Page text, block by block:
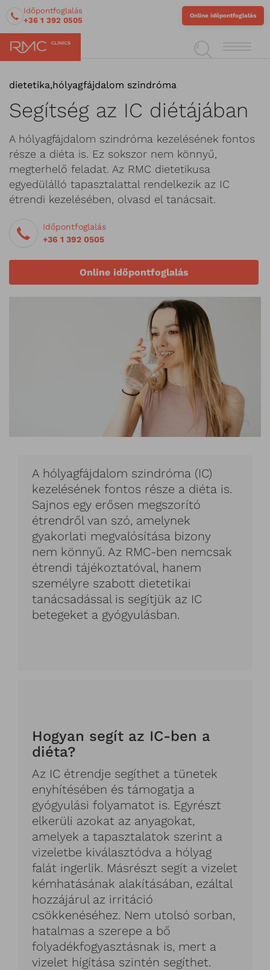
Időpontfoglalás
+36 1 392 0505
Online időpontfoglalás
dietetika,hólyagfájdalom szindróma
Segítség az IC diétájában
A hólyagfájdalom szindróma kezelésének fontos
része a diéta is. Ez sokszor nem könnyű,
megterhelő feladat. Az RMC dietetikusa
egyedülálló tapasztalattal rendelkezik az IC
étrendi kezelésében, olvasd el tanácsait.
Időpontfoglalás
+36 1 392 0505
Online időpontfoglalás
A hólyagfájdalom szindróma (IC)
kezelésének fontos része a diéta is.
Sajnos egy erősen megszorító
étrendről van szó, amelynek
gyakorlati megvalósítása bizony
nem könnyű. Az RMC-ben nemcsak
étrendi tájékoztatóval, hanem
személyre szabott dietetikai
tanácsadással is segítjük az IC
betegeket a gyógyulásban.
Hogyan segít az IC-ben a
diéta?
Az IC étrendje segíthet a tünetek
enyhítésében és támogatja a
gyógyulási folyamatot is. Egyrészt
elkerüli azokat az anyagokat,
amelyek a tapasztalatok szerint a
vizeletbe kiválasztódva a hólyag
falát ingerlik. Másrészt segít a vizelet
kémhatásának alakításában, ezáltal
hozzájárul az irritáció
csökkenéséhez. Nem utolsó sorban,
hatalmas a szerepe a bő
folyadékfogyasztásnak is, mert a
vizelet hígítása szintén segíthet.